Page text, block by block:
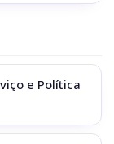
e Política